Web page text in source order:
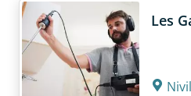
L'entreprise SCS est
spécialisée en installation
systèmes dechauffage
production d'eau chaude
performants :
Les